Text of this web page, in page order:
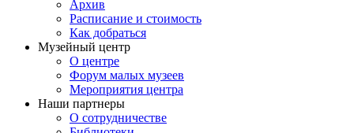
Архив
Расписание и стоимость
Как добраться
Музейный центр
О центре
Форум малых музеев
Мероприятия центра
Наши партнеры
О сотрудничестве